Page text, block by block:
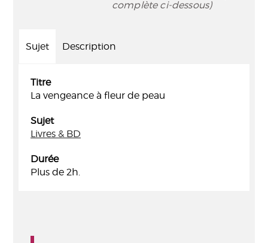
complète ci-dessous)
Sujet Description
Titre
La vengeance à fleur de peau
Sujet
Livres & BD
Durée
Plus de 2h.